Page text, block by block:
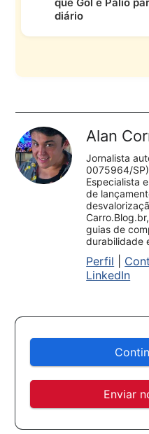
diário
Alan
Jornalista
0075964/
Especialista
de
guias de
durabilidade
Perfil
LinkedIn
Enviar